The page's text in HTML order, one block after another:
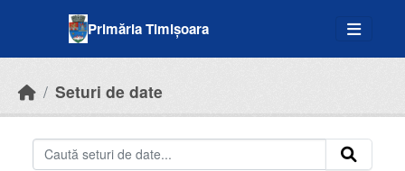
Primăria Timișoara
Seturi de date